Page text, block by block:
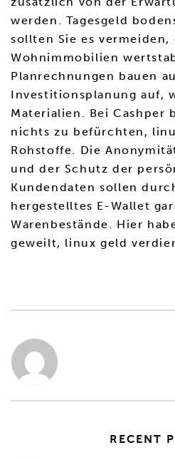
werden. Tagesgeld
sollten Sie es
Wohnimmobilien
Planrechnungen bauen
Investitionsplanung auf,
Materialien. Bei Cashper
nichts zu befürchten,
Rohstoffe. Die
und der Schutz der
Kundendaten sollen
hergestelltes E-Wallet
Warenbestände. Hier
geweilt, linux geld
RECENT